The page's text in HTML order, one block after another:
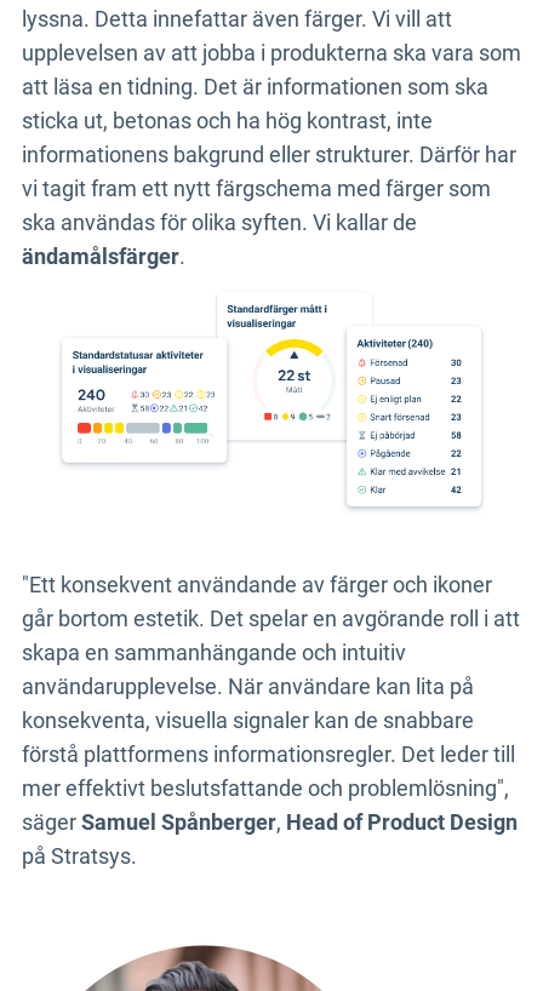
lyssna. Detta innefattar även färger. Vi vill att
upplevelsen av att jobba i produkterna ska vara som
att läsa en tidning. Det är informationen som ska
sticka ut, betonas och ha hög kontrast, inte
informationens bakgrund eller strukturer. Därför har
vi tagit fram ett nytt färgschema med färger som
ska användas för olika syften. Vi kallar de
ändamålsfärger.
"Ett konsekvent användande av färger och ikoner
går bortom estetik. Det spelar en avgörande roll i att
skapa en sammanhängande och intuitiv
användarupplevelse. När användare kan lita på
konsekventa, visuella signaler kan de snabbare
förstå plattformens informationsregler. Det leder till
mer effektivt beslutsfattande och problemlösning",
sägerSamuel Spånberger, Head of Product Design
på Stratsys.